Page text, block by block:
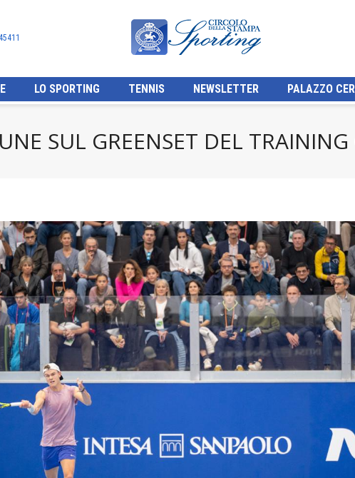
LO SPORTING TENNIS NEWSLETTER PALAZZO
SUL GREENSET DEL TRAINING